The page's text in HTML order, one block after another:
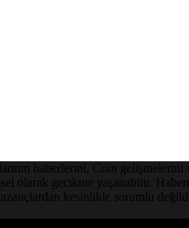
haberlerini, Coin gelişmelerini
olarak gecikme yaşanabilir.
kesinlikle sorumlu